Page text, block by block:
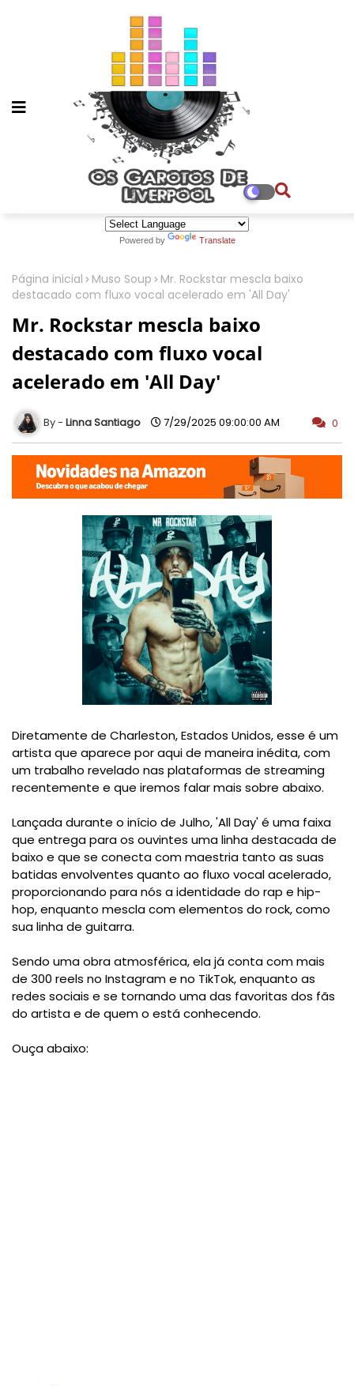
Powered by Translate
Página inicial Muso Soup
Mr. Rockstar mescla baixo
destacado com fluxo vocal acelerado em 'All Day'
Mr. Rockstar mescla baixo
destacado com fluxo vocal
acelerado em 'All Day'
Linna Santiago 7/29/2025 09:00:00 AM 0
Diretamente de Charleston, Estados Unidos, esse é um
artista que aparece por aqui de maneira inédita, com
um trabalho revelado nas plataformas de streaming
recentemente e que iremos falar mais sobre abaixo.
Lançada durante o início de Julho, 'All Day' é uma faixa
que entrega para os ouvintes uma linha destacada de
baixo e que se conecta com maestria tanto as suas
batidas envolventes quanto ao fluxo vocal acelerado,
proporcionando para nós a identidade do rap e hip-
hop, enquanto mescla com elementos do rock, como
sua linha de guitarra.
Sendo uma obra atmosférica, ela já conta com mais
de 300 reels no Instagram e no TikTok, enquanto as
redes sociais e se tornando uma das favoritas dos fãs
do artista e de quem o está conhecendo.
Ouça abaixo: